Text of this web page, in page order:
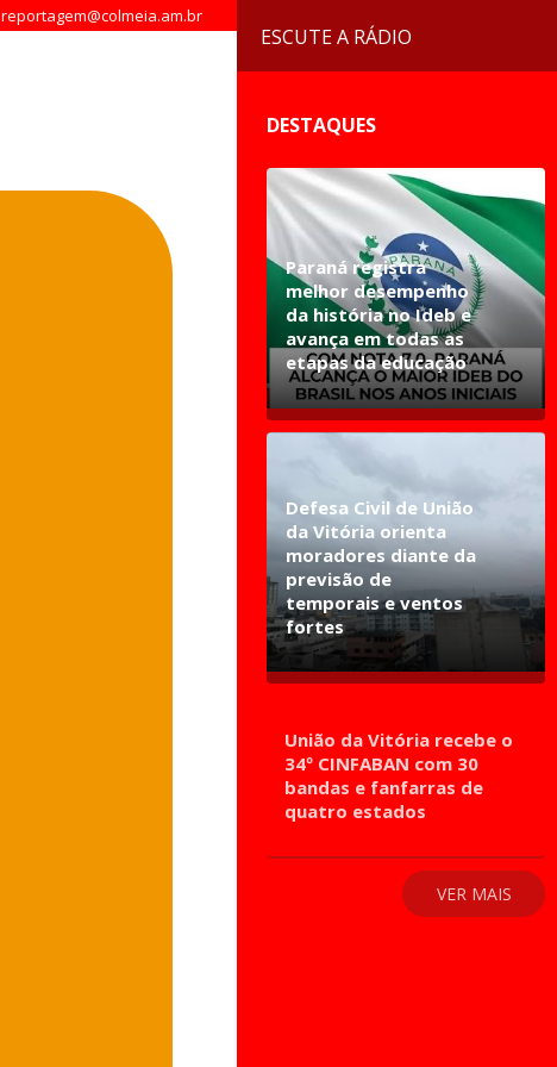
reportagem@colmeia.am.br
ESCUTE A RÁDIO
DESTAQUES
Paraná registra
melhor desempenho
da história no Ideb e
avança em todas as
etapas da educação
Defesa Civil de União
da Vitória orienta
moradores diante da
previsão de
temporais e ventos
fortes
União da Vitória recebe o
34º CINFABAN com 30
bandas e fanfarras de
quatro estados
VER MAIS